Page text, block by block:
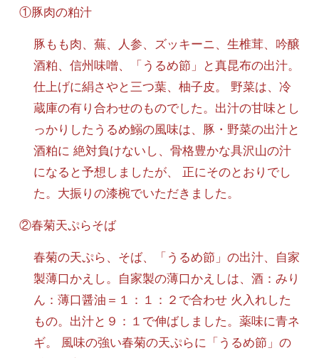
①豚肉の粕汁
豚もも肉、蕪、人参、ズッキーニ、生椎茸、吟醸
酒粕、信州味噌、「うるめ節」と真昆布の出汁。
仕上げに絹さやと三つ葉、柚子皮。 野菜は、冷
蔵庫の有り合わせのものでした。出汁の甘味とし
っかりしたうるめ鰯の風味は、豚・野菜の出汁と
酒粕に 絶対負けないし、骨格豊かな具沢山の汁
になると予想しましたが、 正にそのとおりでし
た。大振りの漆椀でいただきました。
②春菊天ぷらそば
春菊の天ぷら、そば、「うるめ節」の出汁、自家
製薄口かえし。自家製の薄口かえしは、酒：みり
ん：薄口醤油＝１：１：２で合わせ 火入れした
もの。出汁と９：１で伸ばしました。薬味に青ネ
ギ。 風味の強い春菊の天ぷらに「うるめ節」の